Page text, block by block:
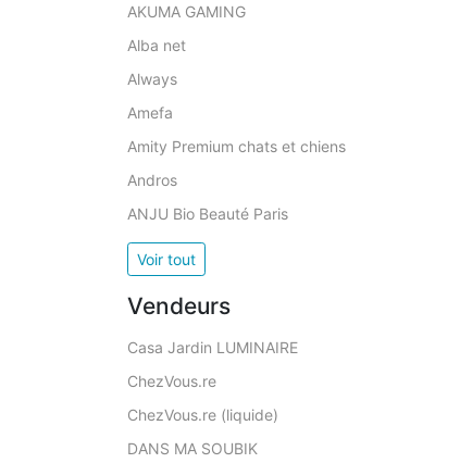
AKUMA GAMING
Alba net
Always
Amefa
Amity Premium chats et chiens
Andros
ANJU Bio Beauté Paris
Voir tout
Vendeurs
Casa Jardin LUMINAIRE
ChezVous.re
ChezVous.re (liquide)
DANS MA SOUBIK